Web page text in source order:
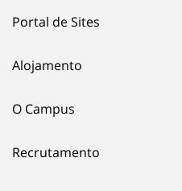
Portal de Sites
Alojamento
O Campus
Recrutamento